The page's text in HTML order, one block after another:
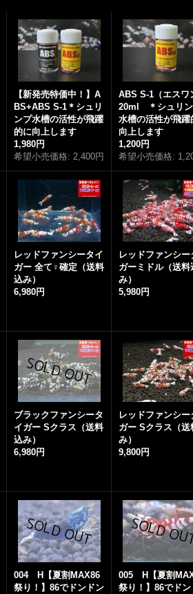
【新発売特価中！】A
BS+ABS S-1＊シュリ
ンプ水槽の活性が飛躍
的に向上します
1,980円
希望小売価格: 2,400円
ABS S-1（エスワ
20ml ＊シュリ
水槽の活性が飛躍
向上します
1,200円
希望小売価格:
レッドファンシータイ
ガー 全て♀確定（送料
込み）
6,980円
レッドファンシー
ガーミドル（送料
み）
5,980円
ブラックファンシータ
イガー Sクラス（送料
込み）
6,980円
レッドファンシー
ガー Sクラス（送
み）
9,800円
004 H【夏割MAX86
祭り！】86でドンドン
005 H【夏割
祭り！】86でドン